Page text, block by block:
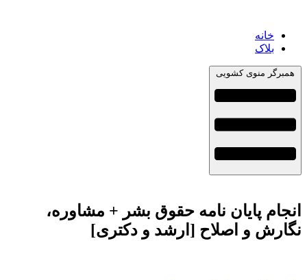
خانه
بلاک
همبرگر منوی کشویی
انجام پایان نامه حقوق بشر + مشاوره،
نگارش و اصلاح [ارشد و دکتری]